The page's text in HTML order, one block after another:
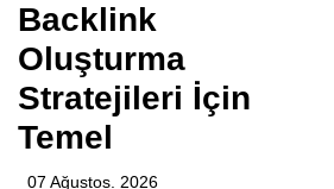
Backlink
Oluşturma
Stratejileri İçin
Temel
07 Ağustos. 2026